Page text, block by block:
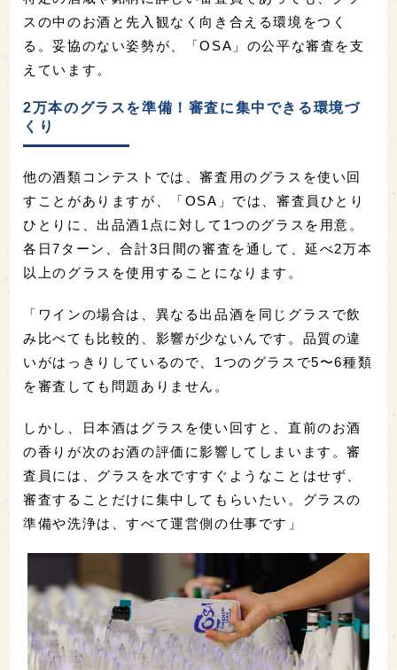
スの中のお酒と先入観なく向き合える環境をつく
る。妥協のない姿勢が、「OSA」の公平な審査を支
えています。
2万本のグラスを準備！審査に集中できる環境づ
くり
他の酒類コンテストでは、審査用のグラスを使い回
すことがありますが、「OSA」では、審査員ひとり
ひとりに、出品酒1点に対して1つのグラスを用意。
各日7ターン、合計3日間の審査を通して、延べ2万本
以上のグラスを使用することになります。
「ワインの場合は、異なる出品酒を同じグラスで飲
み比べても比較的、影響が少ないんです。品質の違
いがはっきりしているので、1つのグラスで5〜6種類
を審査しても問題ありません。
しかし、日本酒はグラスを使い回すと、直前のお酒
の香りが次のお酒の評価に影響してしまいます。審
査員には、グラスを水ですすぐようなことはせず、
審査することだけに集中してもらいたい。グラスの
準備や洗浄は、すべて運営側の仕事です」